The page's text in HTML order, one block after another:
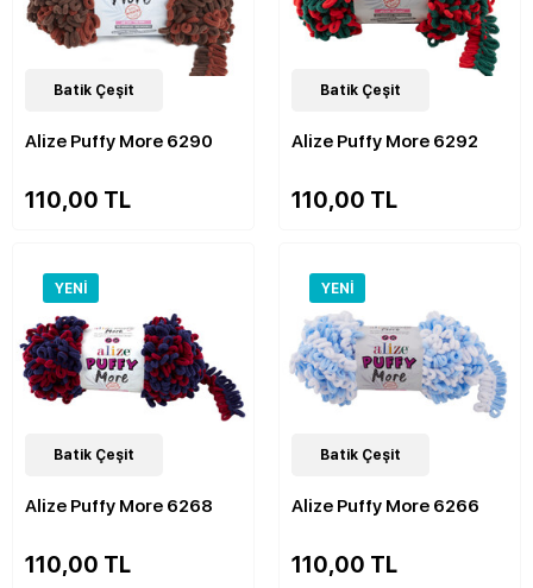
48Çeşit
Batik Çeşit
Alize Puffy More 6290
110,00 TL
47Çeşit
Batik Çeşit
Alize Puffy More 6292
110,00 TL
YENI
48Çeşit
Batik Çeşit
Alize Puffy More 6268
110,00 TL
YENI
48Çeşit
Batik Çeşit
Alize Puffy More 6266
110,00 TL